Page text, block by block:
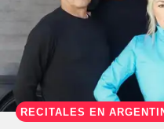
RECITALES EN